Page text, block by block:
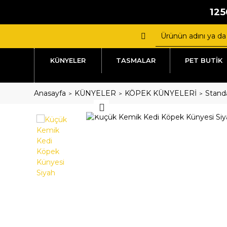
KÜNYELER TASMALAR PET BUTİK
Anasayfa KÜNYELER KÖPEK KÜNYELERİ